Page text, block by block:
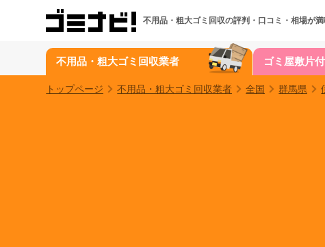
不用品・粗大ゴミ回収の評判・口コミ・相場が満
不用品・粗大ゴミ回収業者 ゴミ屋敷片
トップページ 不用品・粗大ゴミ回収業者 全国 群馬県